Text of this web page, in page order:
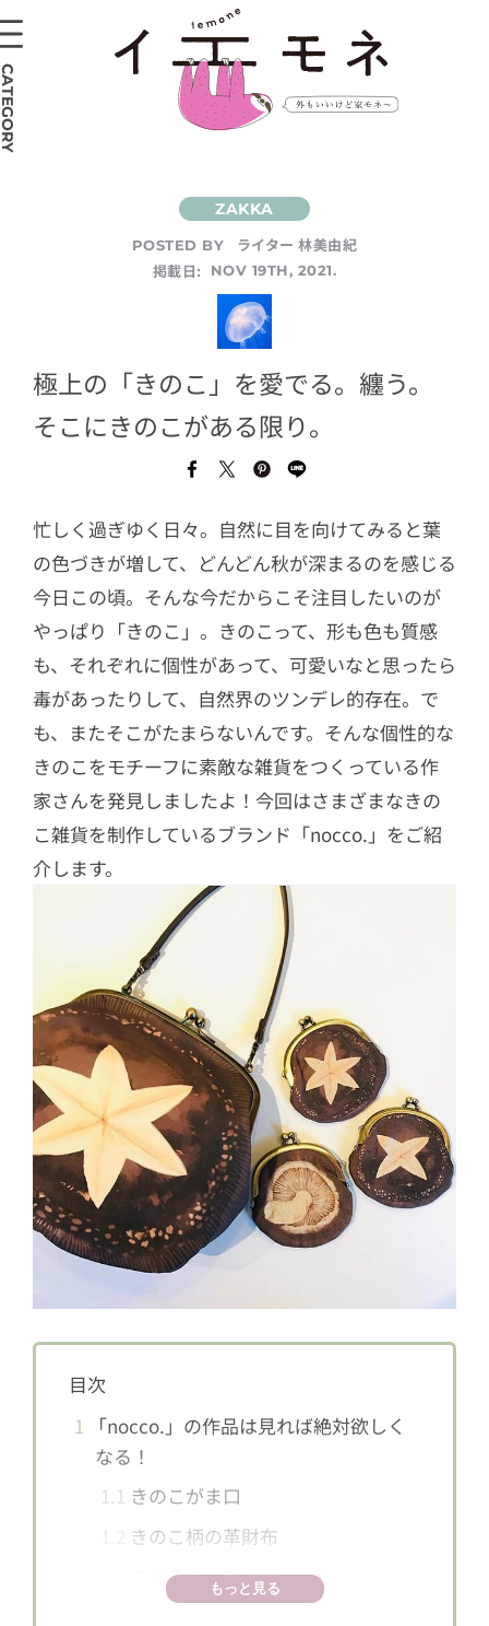
POSTED BY
ライター 林美由紀
掲載日:
NOV 19TH, 2021.
極上の「きのこ」を愛でる。纏う。
そこにきのこがある限り。
忙しく過ぎゆく日々。自然に目を向けてみると葉
の色づきが増して、どんどん秋が深まるのを感じる
今日この頃。そんな今だからこそ注目したいのが
やっぱり「きのこ」。きのこって、形も色も質感
も、それぞれに個性があって、可愛いなと思ったら
毒があったりして、自然界のツンデレ的存在。で
も、またそこがたまらないんです。そんな個性的な
きのこをモチーフに素敵な雑貨をつくっている作
家さんを発見しましたよ！今回はさまざまなきの
こ雑貨を制作しているブランド「nocco.」をご紹
介します。
目次
1
「nocco.」の作品は見れば絶対欲しく
なる！
1.1 きのこがま口
きのこ柄の革財布
スマホケース（iPhone)
もっと見る